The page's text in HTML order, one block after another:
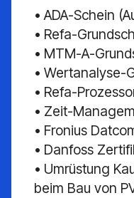
• ADA-Schein
• Refa-
• MTM-A-
• Wertanalyse-
• Refa-
• Zeit-
• Fronius
• Danfoss
• Umrüstung
beim Bau von